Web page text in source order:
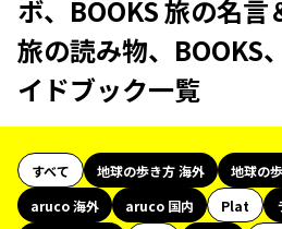
ボ、BOOKS 旅の名言
旅の読み物、BOOKS
イドブック一覧
すべて 地球の歩き方 海外
地球の
aruco 海外
aruco 国内 Plat